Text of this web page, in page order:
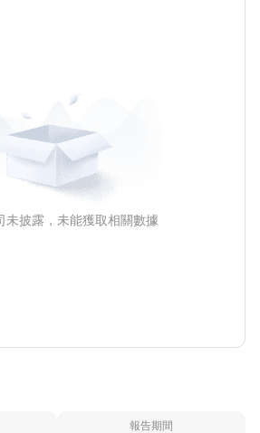
未披露，未能獲取相關數據
報告期間